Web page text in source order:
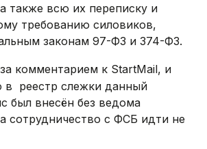
также всю их переписку и
требованию силовиков,
законам 97-ФЗ и 374-ФЗ.
за комментарием к StartMail, и
в реестр слежки данный
был внесён без ведома
сотрудничество с ФСБ идти не